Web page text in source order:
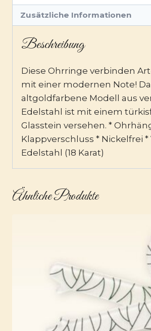
Zusätzliche Informationen
Beschreibung
Diese Ohrringe verbinden
mit einer modernen Note!
altgoldfarbene Modell aus
Edelstahl ist mit einem
Glasstein versehen. *
Klappverschluss * Nickelfrei
Edelstahl (18 Karat)
Ähnliche Produkte